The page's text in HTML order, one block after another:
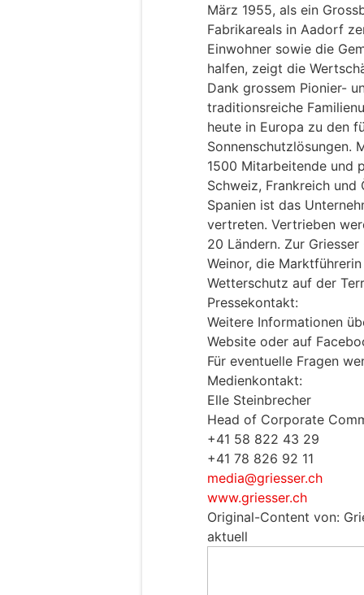
März 1955, als ein
Fabrikareals in Aadorf
Einwohner sowie die
halfen, zeigt die
Dank grossem Pionier-
traditionsreiche
heute in Europa zu den
Sonnenschutzlösungen.
1500 Mitarbeitende und
Schweiz, Frankreich und
Spanien ist das
vertreten. Vertrieben
20 Ländern. Zur
Weinor, die
Wetterschutz auf der
Pressekontakt:
Weitere Informationen
Website oder auf
Für eventuelle Fragen
Medienkontakt:
Elle Steinbrecher
Head of Corporate
+41 58 822 43 29
+41 78 826 92 11
media@griesser.ch
www.griesser.ch
Original-Content von:
aktuell